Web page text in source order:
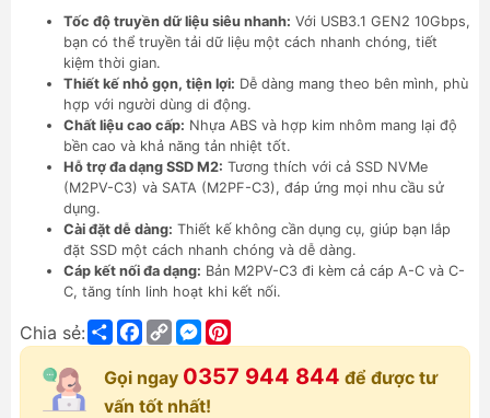
Tốc độ truyền dữ liệu siêu nhanh: Với USB3.1 GEN2 10Gbps,
bạn có thể truyền tải dữ liệu một cách nhanh chóng, tiết
kiệm thời gian.
Thiết kế nhỏ gọn, tiện lợi: Dễ dàng mang theo bên mình, phù
hợp với người dùng di động.
Chất liệu cao cấp: Nhựa ABS và hợp kim nhôm mang lại độ
bền cao và khả năng tản nhiệt tốt.
Hỗ trợ đa dạng SSD M2: Tương thích với cả SSD NVMe
(M2PV-C3) và SATA (M2PF-C3), đáp ứng mọi nhu cầu sử
dụng.
Cài đặt dễ dàng: Thiết kế không cần dụng cụ, giúp bạn lắp
đặt SSD một cách nhanh chóng và dễ dàng.
Cáp kết nối đa dạng: Bản M2PV-C3 đi kèm cả cáp A-C và C-
C, tăng tính linh hoạt khi kết nối.
Chia sẻ: ShareFacebook
Copy
Link
Messenger
Gọi ngay 0357 944 844 để được tư
vấn tốt nhất!